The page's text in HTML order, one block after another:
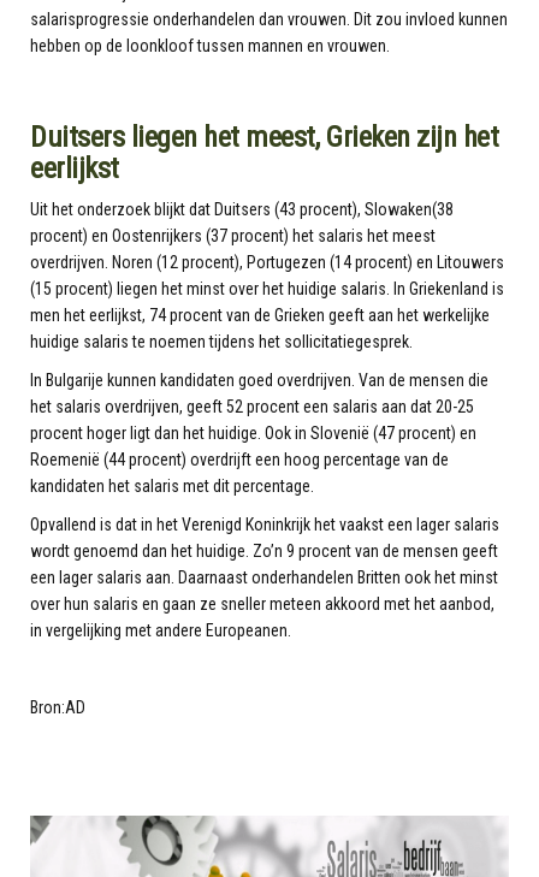
salarisprogressie onderhandelen dan vrouwen. Dit zou invloed kunnen
hebben op de loonkloof tussen mannen en vrouwen.
Duitsers liegen het meest, Grieken zijn het
eerlijkst
Uit het onderzoek blijkt dat Duitsers (43 procent), Slowaken(38
procent) en Oostenrijkers (37 procent) het salaris het meest
overdrijven. Noren (12 procent), Portugezen (14 procent) en Litouwers
(15 procent) liegen het minst over het huidige salaris. In Griekenland is
men het eerlijkst, 74 procent van de Grieken geeft aan het werkelijke
huidige salaris te noemen tijdens het sollicitatiegesprek.
In Bulgarije kunnen kandidaten goed overdrijven. Van de mensen die
het salaris overdrijven, geeft 52 procent een salaris aan dat 20-25
procent hoger ligt dan het huidige. Ook in Slovenië (47 procent) en
Roemenië (44 procent) overdrijft een hoog percentage van de
kandidaten het salaris met dit percentage.
Opvallend is dat in het Verenigd Koninkrijk het vaakst een lager salaris
wordt genoemd dan het huidige. Zo’n 9 procent van de mensen geeft
een lager salaris aan. Daarnaast onderhandelen Britten ook het minst
over hun salaris en gaan ze sneller meteen akkoord met het aanbod,
in vergelijking met andere Europeanen.
Bron:AD